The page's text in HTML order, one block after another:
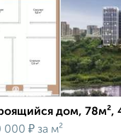
дом, 78м²,
000 ₽ за м²